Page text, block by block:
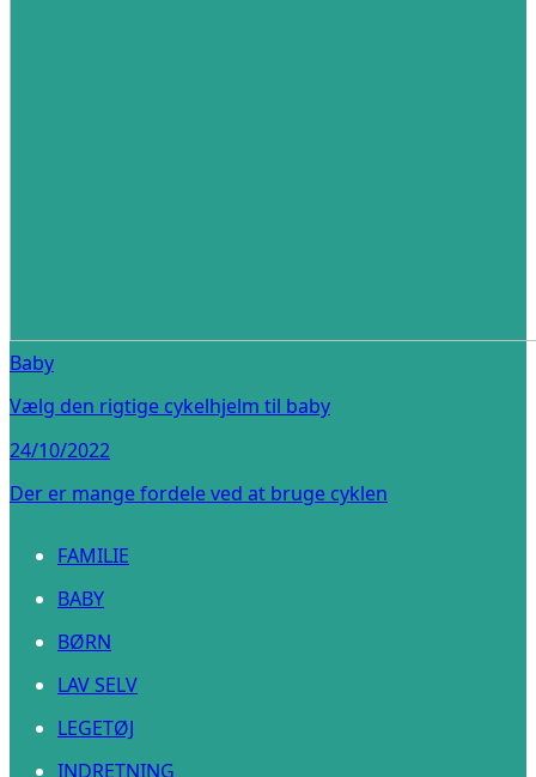
Baby
Vælg den rigtige cykelhjelm til baby
24/10/2022
Der er mange fordele ved at bruge cyklen
FAMILIE
BABY
BØRN
LAV SELV
LEGETØJ
INDRETNING